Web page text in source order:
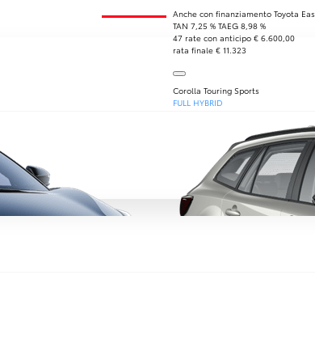
Anche con finanziamento Toyota
TAN 7,25 % TAEG 8,98 %
47 rate con anticipo € 6.600,00
rata finale € 11.323
Corolla Touring Sports
FULL HYBRID